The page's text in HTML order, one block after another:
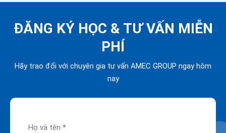
ĐĂNG KÝ HỌC & TƯ VẤN MIỄN
PHÍ
Hãy trao đổi với chuyên gia tư vấn AMEC GROUP ngay hôm
nay